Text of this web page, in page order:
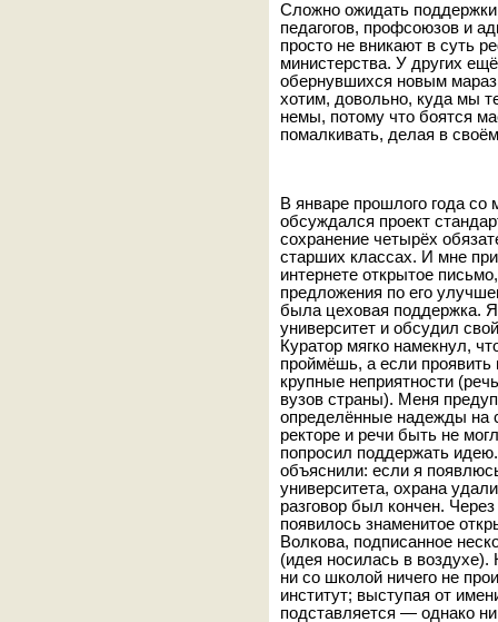
Сложно ожидать поддержки
педагогов, профсоюзов и
просто не вникают в суть
министерства. У других
обернувшихся новым
хотим, довольно, куда мы
немы, потому что боятся
помалкивать, делая в
В январе прошлого года со
обсуждался проект
сохранение четырёх
старших классах. И мне
интернете открытое
предложения по его
была цеховая поддержка.
университет и обсудил
Куратор мягко намекнул,
проймёшь, а если проявить
крупные неприятности
вузов страны). Меня
определённые надежды на
ректоре и речи быть не
попросил поддержать
объяснили: если я
университета, охрана
разговор был кончен.
появилось знаменитое
Волкова, подписанное
(идея носилась в
ни со школой ничего не
институт; выступая от
подставляется — однако